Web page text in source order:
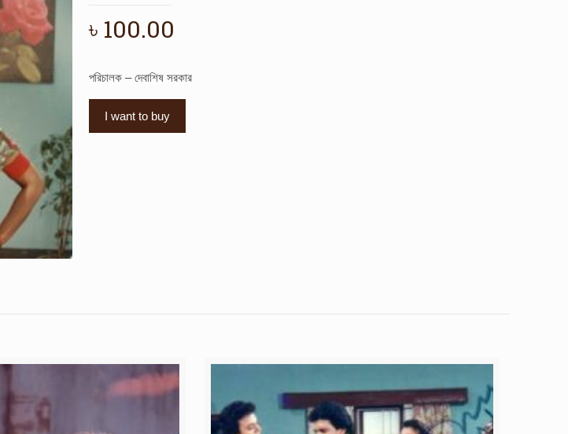
৳ 100.00
পরিচালক – দেবাশিষ সরকার
I want to buy